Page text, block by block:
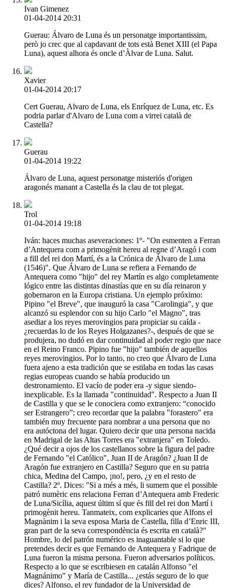
Ivan Gimenez
01-04-2014 20:31
Guerau: Álvaro de Luna és un personatge importantissim,
però jo crec que al capdavant de tots està Benet XIII (el Papa
Luna), aquest alhora és oncle d’Àlvar de Luna. Salut.
Xavier
01-04-2014 20:17
Cert Guerau, Alvaro de Luna, els Enríquez de Luna, etc. Es
podria parlar d'Alvaro de Luna com a virrei català de
Castella?
Guerau
01-04-2014 19:22
Álvaro de Luna, aquest personatge misteriós d'origen
aragonés manant a Castella és la clau de tot plegat.
Trol
01-04-2014 19:18
Iván: haces muchas aseveraciones: 1º- "On esmenten a Ferran
d’Antequera com a primogènit hereu al regne d’Aragó i com
a fill del rei don Martí, és a la Crónica de Álvaro de Luna
(1546)". Que Álvaro de Luna se refiera a Fernando de
Antequera como "hijo" del rey Martín es algo completamente
lógico entre las distintas dinastías que en su día reinaron y
gobernaron en la Europa cristiana. Un ejemplo próximo:
Pipino "el Breve", que inauguró la casa "Carolingia", y que
alcanzó su esplendor con su hijo Carlo "el Magno", tras
asediar a los reyes merovingios para propiciar su caída -
¿recuerdas lo de los Reyes Holgazanes?-, después de que se
produjera, no dudó en dar continuidad al poder regio que nace
en el Reino Franco. Pipino fue "hijo" también de aquellos
reyes merovingios. Por lo tanto, no creo que Álvaro de Luna
fuera ajeno a esta tradición que se estilaba en todas las casas
regias europeas cuando se había producido un
destronamiento. El vacío de poder era -y sigue siendo-
inexplicable. Es la llamada "continuidad". Respecto a Juan II
de Castilla y que se le conociera como extranjero: “conocido
ser Estrangero”; creo recordar que la palabra "forastero" era
también muy frecuente para nombrar a una persona que no
era autóctona del lugar. Quiero decir que una persona nacida
en Madrigal de las Altas Torres era "extranjera" en Toledo.
¿Qué decir a ojos de los castellanos sobre la figura del padre
de Fernando "el Católico", Juan II de Aragón? ¿Juan II de
Aragón fue extranjero en Castilla? Seguro que en su patria
chica, Medina del Campo, ¡no!, pero, ¿y en el resto de
Castilla? 2º. Dices: "Si a més a més, li sumem que el possible
patró numèric ens relaciona Ferran d’Antequera amb Frederic
de Luna/Sicília, aquest últim sí que és fill del rei don Martí i
primogènit hereu. Tanmateix, com explicaries que Alfons el
Magnànim i la seva esposa Maria de Castella, filla d’Enric III,
gran part de la seva correspondència és escrita en català?"
Hombre, lo del patrón numérico es inaguantable si lo que
pretendes decir es que Fernando de Antequera y Fadrique de
Luna fueron la misma persona. Fueron adversarios políticos.
Respecto a lo que se escribiesen en catalán Alfonso "el
Magnánimo" y María de Castilla... ¿estás seguro de lo que
dices? Alfonso, el rey fundador de la Universidad de